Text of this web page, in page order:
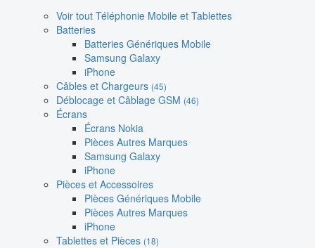
Voir tout Téléphonie Mobile et Tablettes
Batteries
Batteries Génériques Mobile
Samsung Galaxy
iPhone
Câbles et Chargeurs (45)
Déblocage et Câblage GSM (46)
Écrans
Écrans Nokia
Pièces Autres Marques
Samsung Galaxy
iPhone
Pièces et Accessoires
Pièces Génériques Mobile
Pièces Autres Marques
iPhone
Tablettes et Pièces (18)